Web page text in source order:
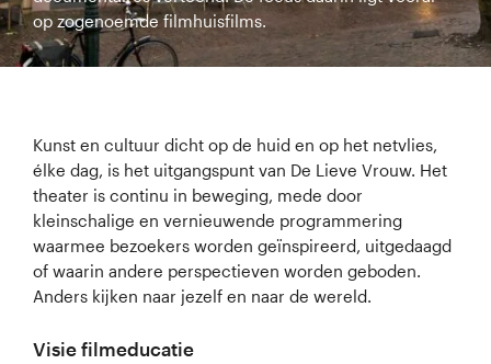
Academie
agenda
Login
op zogenoemde filmhuisfilms.
Kunst en cultuur dicht op de huid en op het netvlies,
élke dag, is het uitgangspunt van De Lieve Vrouw. Het
theater is continu in beweging, mede door
kleinschalige en vernieuwende programmering
waarmee bezoekers worden geïnspireerd, uitgedaagd
of waarin andere perspectieven worden geboden.
Anders kijken naar jezelf en naar de wereld.
Visie filmeducatie